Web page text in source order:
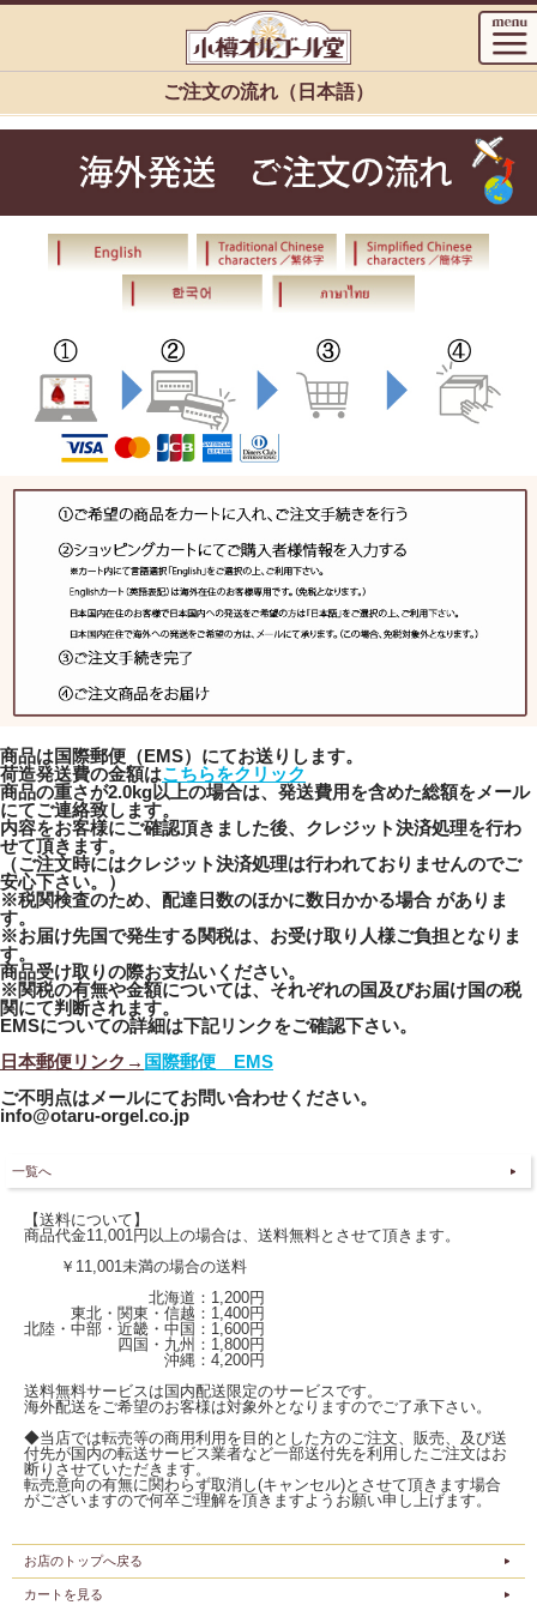
ご注文の流れ（日本語）
商品は国際郵便（EMS）にてお送りします。
荷造発送費の金額はこちらをクリック
商品の重さが2.0kg以上の場合は、発送費用を含めた総額をメール
にてご連絡致します。
内容をお客様にご確認頂きました後、クレジット決済処理を行わ
せて頂きます。
（ご注文時にはクレジット決済処理は行われておりませんのでご
安心下さい。）
※税関検査のため、配達日数のほかに数日かかる場合 がありま
す。
※お届け先国で発生する関税は、お受け取り人様ご負担となりま
す。
商品受け取りの際お支払いください。
※関税の有無や金額については、それぞれの国及びお届け国の税
関にて判断されます。
EMSについての詳細は下記リンクをご確認下さい。
日本郵便リンク→ 国際郵便 EMS
ご不明点はメールにてお問い合わせください。
info@otaru-orgel.co.jp
一覧へ
【送料について】
商品代金11,001円以上の場合は、送料無料とさせて頂きます。
￥11,001未満の場合の送料
北海道：1,200円
東北・関東・信越：1,400円
北陸・中部・近畿・中国：1,600円
四国・九州：1,800円
沖縄：4,200円
送料無料サービスは国内配送限定のサービスです。
海外配送をご希望のお客様は対象外となりますのでご了承下さい。
◆当店では転売等の商用利用を目的とした方のご注文、販売、及び送
付先が国内の転送サービス業者など一部送付先を利用したご注文はお
断りさせていただきます。
転売意向の有無に関わらず取消し(キャンセル)とさせて頂きます場合
がございますので何卒ご理解を頂きますようお願い申し上げます。
お店のトップへ戻る
カートを見る